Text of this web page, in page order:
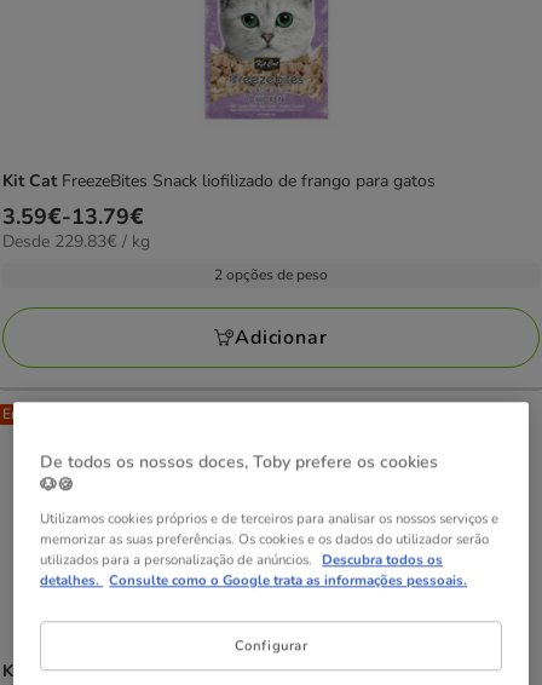
Kit Cat FreezeBites Snack liofilizado de frango para gatos
Preço
de
13.79€
3.59€-13.79€
229.83€
Desde 229.83€ / kg
2 opções de peso
Adicionar
Entrega Grátis
Kit CatComida húmida de atum e camarões em lata para gatos
De todos os nossos doces, Toby prefere os cookies
🐶🍪
Utilizamos cookies próprios e de terceiros para analisar os nossos serviços e
memorizar as suas preferências. Os cookies e os dados do utilizador serão
utilizados para a personalização de anúncios. Descubra todos os
detalhes. Consulte como o Google trata as informações pessoais.
Configurar